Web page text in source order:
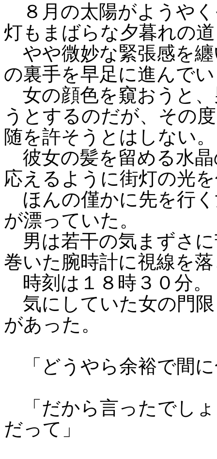
８月の太陽がようや
灯もまばらな夕暮れの
やや微妙な緊張感を
の裏手を早足に進んで
女の顔色を窺おうと
うとするのだが、その
随を許そうとはしない。
彼女の髪を留める水
応えるように街灯の光
ほんの僅かに先を行
が漂っていた。
男は若干の気まずさ
巻いた腕時計に視線を
時刻は１８時３０分。
気にしていた女の門
があった。
「どうやら余裕で間
「だから言ったでし
だって」